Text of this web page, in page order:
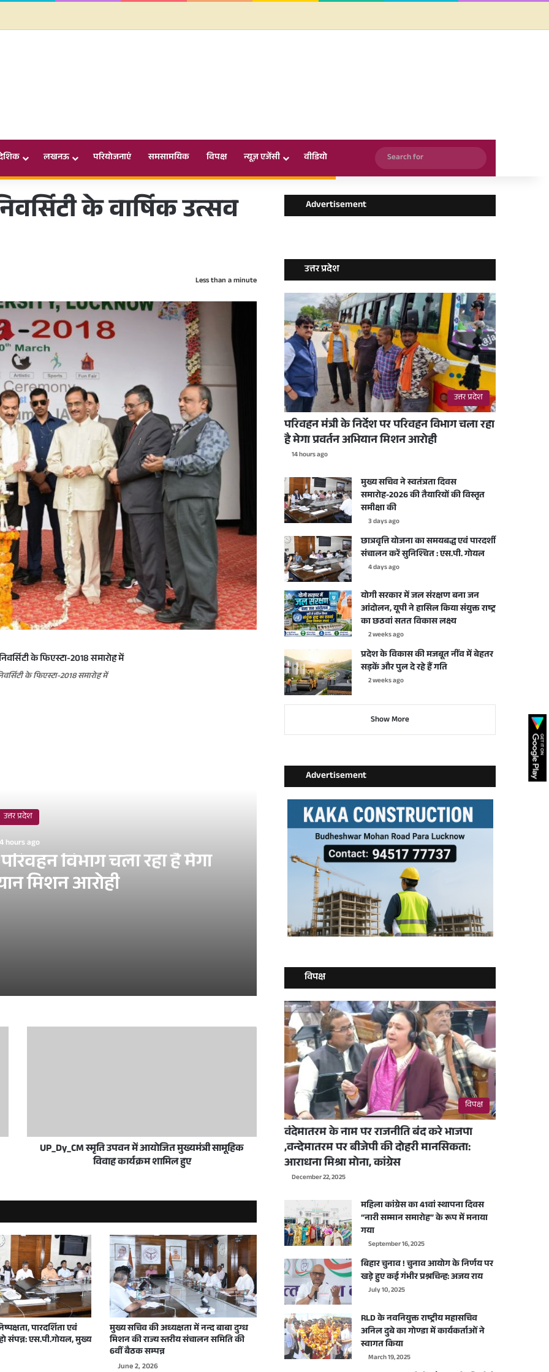
लखनऊ परियोजनाएं समसामयिक विपक्ष न्यूज़ एजेंसी वीडियो
Search
for
के वार्षिक उत्सव
Less than a minute
के फिएस्टा-2018 समारोह में
उत्तर प्रदेश
hours ago
विभाग चला रहा है मेगा
मिशन आरोही
किया संयुक्त राष्ट्र का छठवां सतत विकास लक्ष्य
दे रहे हैं गति
कौशल प्रशिक्षण के लिए मंजूर किए 50 करोड़ रुपये
UP_Dy_CM स्मृति उपवन में आयोजित मुख्यमंत्री सामूहिक
विवाह कार्यक्रम शामिल हुए
पारदर्शिता एवं
संपन्न: एस.पी.गोयल, मुख्य
मुख्य सचिव की अध्यक्षता में नन्द बाबा दुग्ध
मिशन की राज्य स्तरीय संचालन समिति की
6वीं बैठक सम्पन्न
June 2, 2026
Advertisement
उत्तर प्रदेश
उत्तर प्रदेश
परिवहन मंत्री के निर्देश पर परिवहन विभाग चला रहा
है मेगा प्रवर्तन अभियान मिशन आरोही
14 hours ago
मुख्य सचिव ने स्वतंत्रता दिवस
समारोह-2026 की तैयारियों की विस्तृत
समीक्षा की
3 days ago
छात्रवृत्ति योजना का समयबद्ध एवं पारदर्शी
संचालन करें सुनिश्चित : एस.पी. गोयल
4 days ago
योगी सरकार में जल संरक्षण बना जन
आंदोलन, यूपी ने हासिल किया संयुक्त राष्ट्र
का छठवां सतत विकास लक्ष्य
2 weeks ago
प्रदेश के विकास की मजबूत नींव में बेहतर
सड़कें और पुल दे रहे हैं गति
2 weeks ago
Show More
Advertisement
विपक्ष
विपक्ष
वंदेमातरम के नाम पर राजनीति बंद करे भाजपा
,वन्देमातरम पर बीजेपी की दोहरी मानसिकता:
आराधना मिश्रा मोना, कांग्रेस
December 22, 2025
महिला कांग्रेस का 41वां स्थापना दिवस
“नारी सम्मान समारोह” के रूप में मनाया
गया
September 16, 2025
बिहार चुनाव ! चुनाव आयोग के निर्णय पर
खड़े हुए कई गंभीर प्रश्नचिन्ह: अजय राय
July 10, 2025
RLD के नवनियुक्त राष्ट्रीय महासचिव
अनिल दुबे का गोण्डा में कार्यकर्ताओं ने
स्वागत किया
March 19, 2025